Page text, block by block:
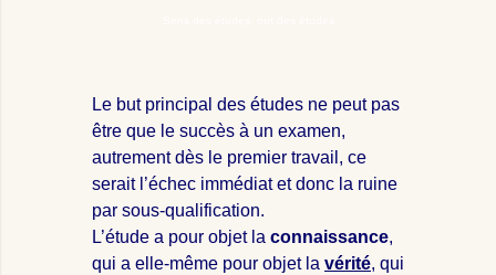
Le but principal des études ne peut pas
être que le succès à un examen,
autrement dès le premier travail, ce
serait l’échec immédiat et donc la ruine
par sous-qualification.
L’étude a pour objet la connaissance,
qui a elle-même pour objet la vérité, qui